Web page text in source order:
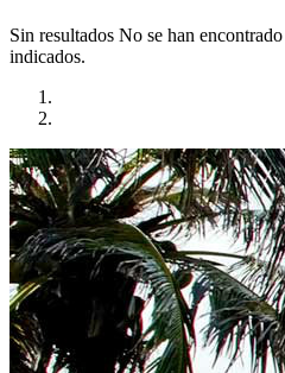
Sin resultados No se han
indicados.